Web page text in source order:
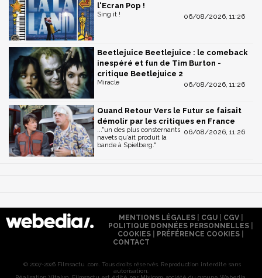
l'Ecran Pop !
06/08/2026, 11:26
Sing it !
Beetlejuice Beetlejuice : le comeback
inespéré et fun de Tim Burton -
critique Beetlejuice 2
06/08/2026, 11:26
Miracle
Quand Retour Vers le Futur se faisait
démolir par les critiques en France
06/08/2026, 11:26
..."un des plus consternants
navets qu’ait produit la
bande à Spielberg."
MENTIONS LÉGALES| CGU| CGV|
POLITIQUE DONNÉES PERSONNELLES
COOKIES
PRÉFÉRENCE COOKIES
CONTACT
© 2007-2026 Filmsactu .com. Tous droits réservés. Reproduction interdite sans
autorisation.